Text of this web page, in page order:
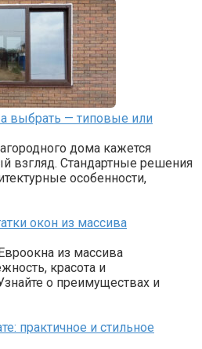
выбрать — типовые или
дома кажется
взгляд. Стандартные решения
особенности,
окон из массива
из массива
красота и
о преимуществах и
практичное и стильное